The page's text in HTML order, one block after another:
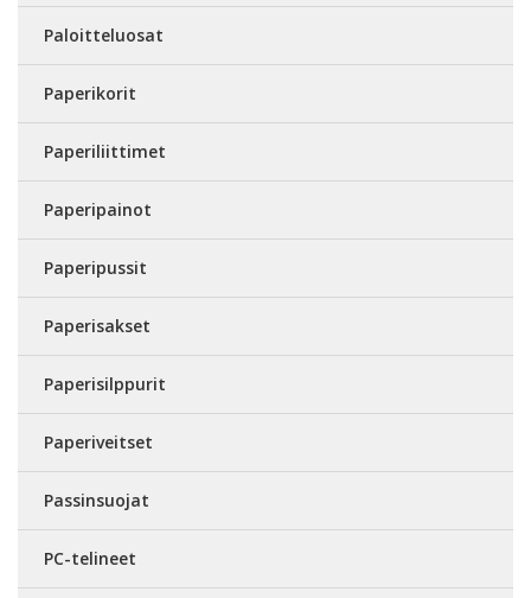
Paloitteluosat
Paperikorit
Paperiliittimet
Paperipainot
Paperipussit
Paperisakset
Paperisilppurit
Paperiveitset
Passinsuojat
PC-telineet